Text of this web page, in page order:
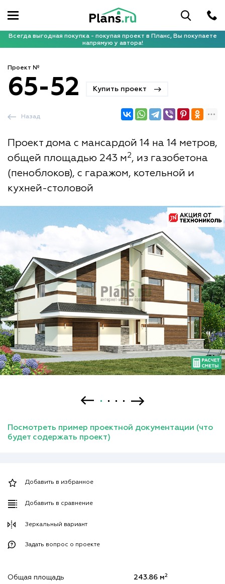
Всегда выгодная покупка - покупая проект в Планс, Вы покупаете
напрямую у автора!
Проект №
65-52 Купить проект
Проект дома с мансардой 14 на 14 метров,
общей площадью 243 м2, из газобетона
(пеноблоков), с гаражом, котельной и
кухней-столовой
Назад
Посмотреть пример проектной документации (что
будет содержать проект)
Добавить в избранное
Добавить в сравнение
Зеркальный вариант
Задать вопрос о проекте
Общая площадь 243.86 м2